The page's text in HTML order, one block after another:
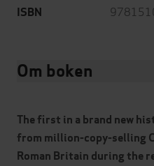
ISBN
Om boken
The first in a brand new
from million-copy-selling
Roman Britain during the